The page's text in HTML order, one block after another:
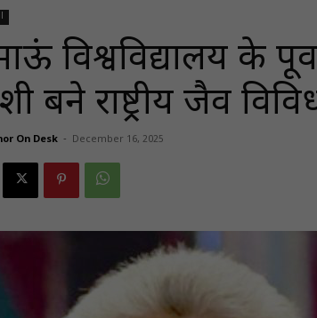
विश्वविद्यालय के
बने राष्ट्रीय जैव
On Desk - December 16, 2025